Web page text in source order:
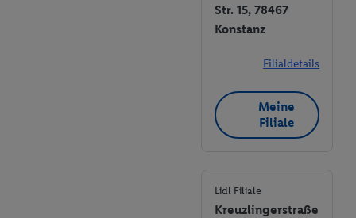
Str. 15, 78467
Konstanz
Filialdetails
Meine
Filiale
Lidl Filiale
Kreuzlingerstraße